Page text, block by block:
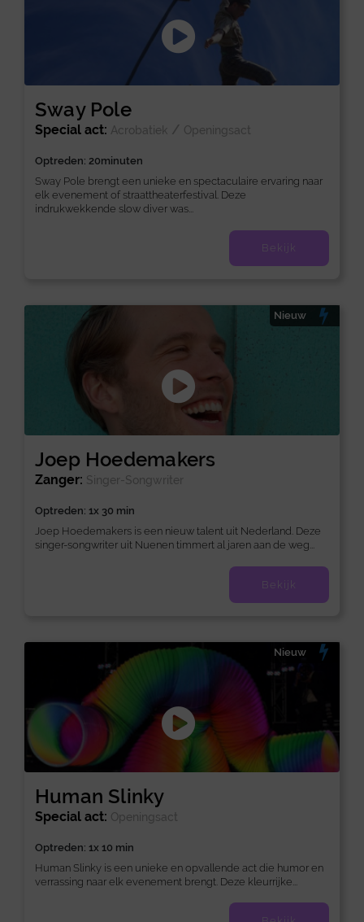
Sway Pole
Special act: Acrobatiek / Openingsact
Optreden: 20minuten
Sway Pole brengt een unieke en spectaculaire ervaring naar
elk evenement of straattheaterfestival. Deze
indrukwekkende slow diver was...
Bekijk
Joep Hoedemakers
Nieuw
Zanger: Singer-Songwriter
Optreden: 1x 30 min
Joep Hoedemakers is een nieuw talent uit Nederland. Deze
singer-songwriter uit Nuenen timmert al jaren aan de weg...
Bekijk
Human Slinky
Nieuw
Special act: Openingsact
Optreden: 1x 10 min
Human Slinky is een unieke en opvallende act die humor en
verrassing naar elk evenement brengt. Deze kleurrijke...